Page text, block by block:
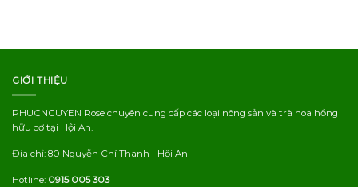
GIỚI THIỆU
PHUCNGUYEN Rose chuyên cung cấp các loại nông sản và trà hoa hồng
hữu cơ tại Hội An.
Địa chỉ: 80 Nguyễn Chí Thanh - Hội An
Hotline: 0915 005 303